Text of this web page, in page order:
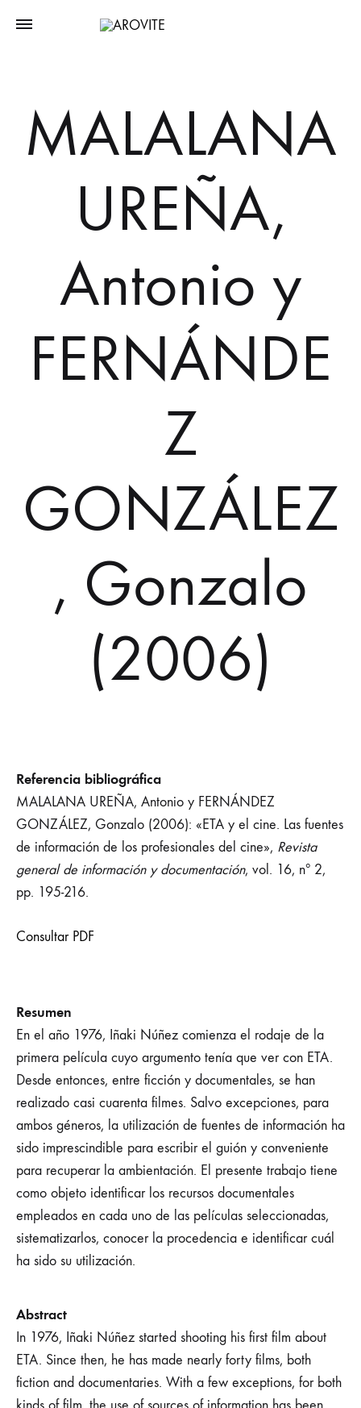
MALALANA
UREÑA,
Antonio y
FERNÁNDE
Z
GONZÁLEZ
, Gonzalo
(2006)
Referencia bibliográfica
MALALANA UREÑA, Antonio y FERNÁNDEZ
GONZÁLEZ, Gonzalo (2006): «ETA y el cine. Las fuentes
de información de los profesionales del cine», Revista
general de información y documentación, vol. 16, nº 2,
pp. 195-216.
Consultar PDF
Resumen
En el año 1976, Iñaki Núñez comienza el rodaje de la
primera película cuyo argumento tenía que ver con ETA.
Desde entonces, entre ficción y documentales, se han
realizado casi cuarenta filmes. Salvo excepciones, para
ambos géneros, la utilización de fuentes de información ha
sido imprescindible para escribir el guión y conveniente
para recuperar la ambientación. El presente trabajo tiene
como objeto identificar los recursos documentales
empleados en cada uno de las películas seleccionadas,
sistematizarlos, conocer la procedencia e identificar cuál
ha sido su utilización.
Abstract
In 1976, Iñaki Núñez started shooting his first film about
ETA. Since then, he has made nearly forty films, both
fiction and documentaries. With a few exceptions, for both